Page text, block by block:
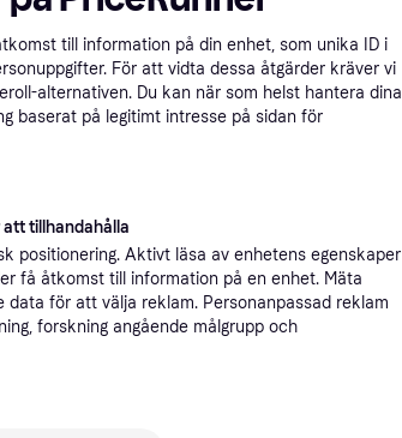
Rekommenderad
3 910 kr
till information på din enhet, som unika ID i
För att vidta dessa åtgärder kräver vi
alternativen. Du kan när som helst hantera dina
baserat på legitimt intresse på sidan för
tillhandahålla
positionering. Aktivt läsa av enhetens egenskaper
få åtkomst till information på en enhet. Mäta
data för att välja reklam. Personanpassad reklam
forskning angående målgrupp och